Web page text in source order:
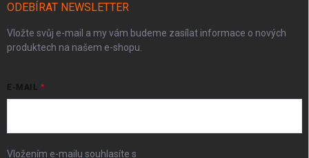
ODEBÍRAT NEWSLETTER
Vložte svůj e-mail a my vám budeme zasílat informace o nových
produktech na našem e-shopu.
E-MAIL
Vložením e-mailu souhlasíte s